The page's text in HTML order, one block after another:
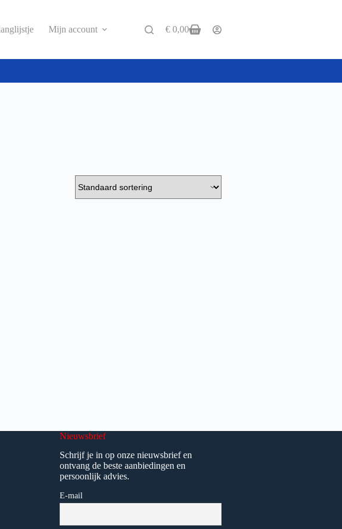
Mijn account € 0,00
Nieuwsbrief
Schrijf je in op onze nieuwsbrief en
ontvang de beste aanbiedingen en
persoonlijk advies.
E-mail